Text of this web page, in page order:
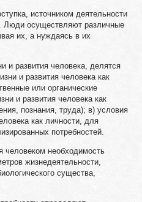
источником деятельности
Люди осуществляют различные
их, а нуждаясь в их
и развития человека, делятся
и развития человека как
или органические
и развития человека как
познания, труда); в) условия
как личности, для
потребностей.
человеком необходимость
жизнедеятельности,
существа,